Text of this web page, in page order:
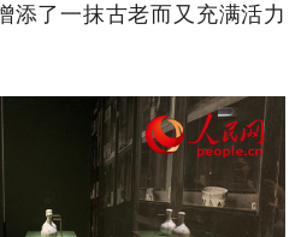
添了一抹古老而又充满活力